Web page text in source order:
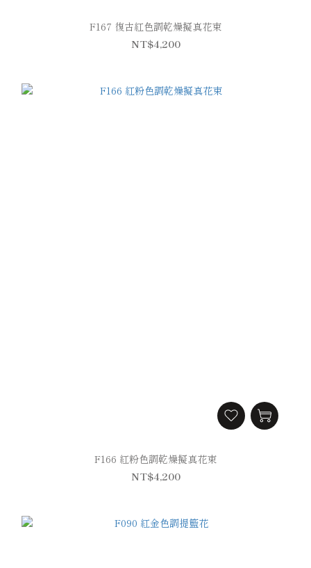
F167 復古紅色調乾燥擬真花束
NT$4,200
F166 紅粉色調乾燥擬真花束
NT$4,200